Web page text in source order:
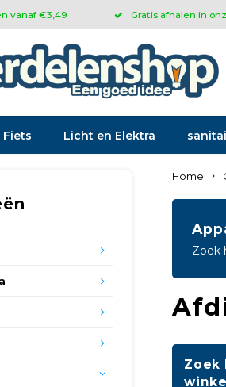
vanaf €3,49 Gratis afhalen in
Fiets Licht en Elektra
Home
Zoek
Zoek